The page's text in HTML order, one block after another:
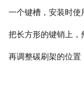
一个键槽，安装时使
把长方形的键销上，
再调整碳刷架的位置